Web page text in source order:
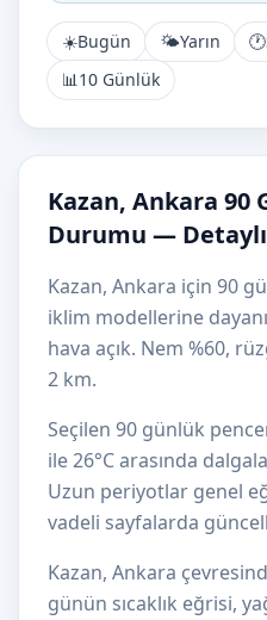
☀️Bugün 🌤️Yarın 🕐
📊10 Günlük
Kazan, Ankara 90
Durumu —
Kazan, Ankara için 90
iklim modellerine
hava açık. Nem %60,
2 km.
Seçilen 90 günlük
ile 26°C arasında
Uzun periyotlar genel
vadeli sayfalarda
Kazan, Ankara
günün sıcaklık eğrisi,